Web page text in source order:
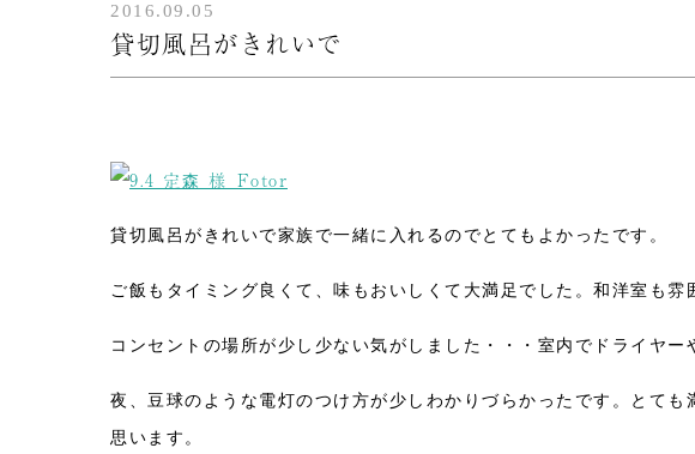
2016.09.05
貸切風呂がきれいで
貸切風呂がきれいで家族で一緒に入れるのでとてもよかったです。
ご飯もタイミング良くて、味もおいしくて大満足でした。和洋室も雰
コンセントの場所が少し少ない気がしました・・・室内でドライヤー
夜、豆球のような電灯のつけ方が少しわかりづらかったです。とて
思います。